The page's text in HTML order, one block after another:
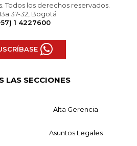
Todos los derechos reservados.
37-32, Bogotá
1 4227600
LAS SECCIONES
Alta Gerencia
Asuntos Legales